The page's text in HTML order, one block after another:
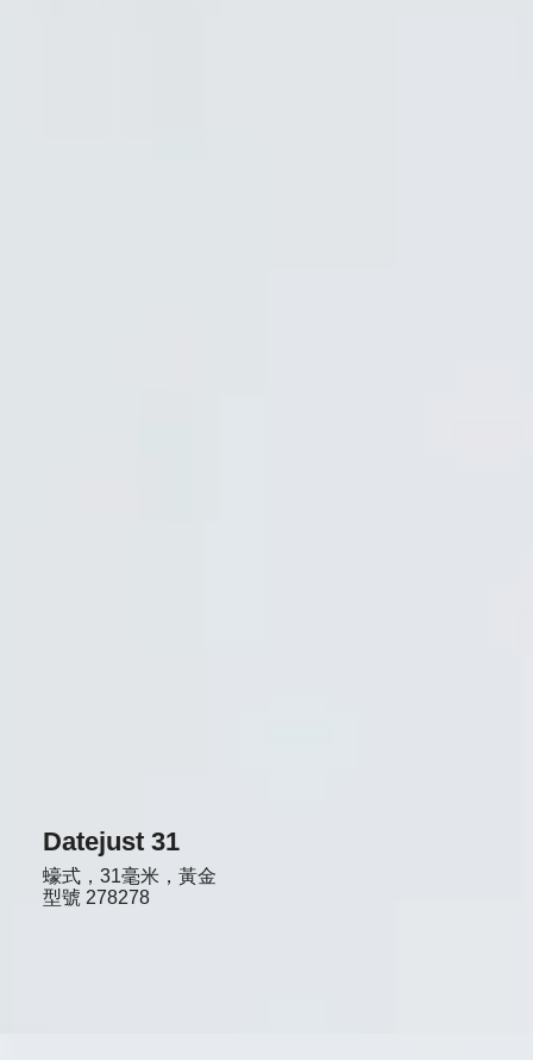
Datejust 31
蠔式，31毫米，黃金
型號 278278